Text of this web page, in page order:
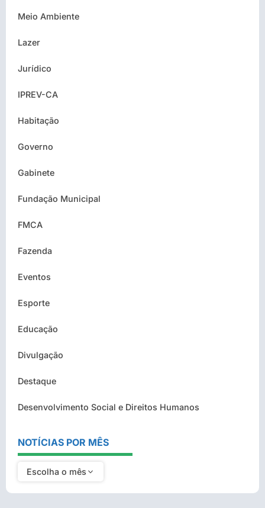
Meio Ambiente
Lazer
Jurídico
IPREV-CA
Habitação
Governo
Gabinete
Fundação Municipal
FMCA
Fazenda
Eventos
Esporte
Educação
Divulgação
Destaque
Desenvolvimento Social e Direitos Humanos
NOTÍCIAS POR MÊS
Escolha o mês